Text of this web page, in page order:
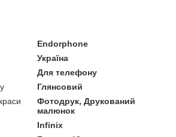
Endorphone
Україна
Для телефону
Глянсовий
Фотодрук, Друкований
малюнок
Infinix